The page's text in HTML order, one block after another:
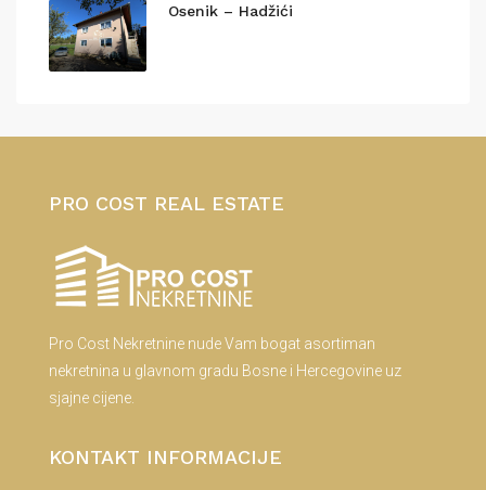
Osenik – Hadžići
PRO COST REAL ESTATE
Pro Cost Nekretnine nude Vam bogat asortiman
nekretnina u glavnom gradu Bosne i Hercegovine uz
sjajne cijene.
KONTAKT INFORMACIJE